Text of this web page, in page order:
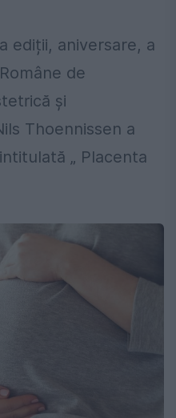
ediții, aniversare, a
de
și
Thoennissen a
„ Placenta